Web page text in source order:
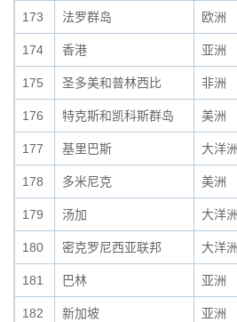
173 法罗群岛 欧洲
174 香港 亚洲
175 圣多美和普林西比 非洲
176 特克斯和凯科斯群岛 美洲
177 基里巴斯 大洋洲
178 多米尼克 美洲
179 汤加 大洋洲
180 密克罗尼西亚联邦 大洋洲
181 巴林 亚洲
182 新加坡 亚洲